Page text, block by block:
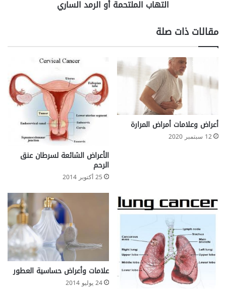
م
ة
ا
ل
د
ا
ل
التهاب الملتحمة أو الرمد الساري
مقالات ذات صلة
أعراض وعلامات أمراض المرارة
12 سبتمبر 2020
الأعراض الشائعة لسرطان عنق
الرحم
25 أكتوبر 2014
علامات وأعراض حساسية العطور
24 يوليو 2014